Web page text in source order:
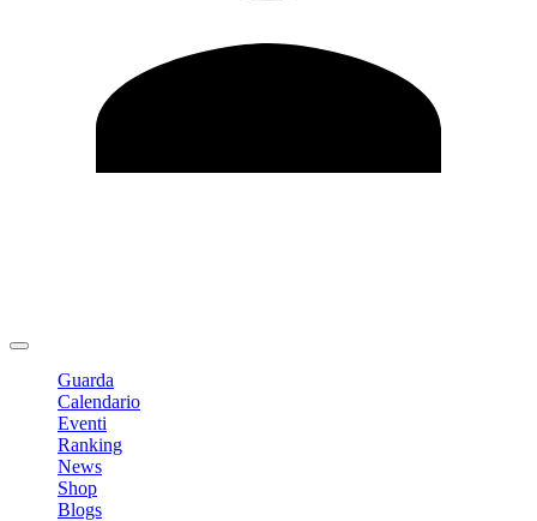
Guarda
Calendario
Eventi
Ranking
News
Shop
Blogs